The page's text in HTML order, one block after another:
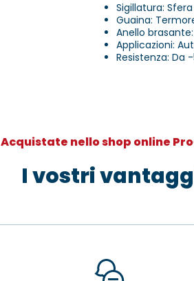
Sigillatura:
Guaina:
Anello
Applicazioni:
Resistenza: Da -
Acquistate nello shop online
I vostri